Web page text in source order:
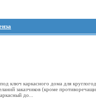
ключ каркасного дома для
заказчиков (кроме
до...